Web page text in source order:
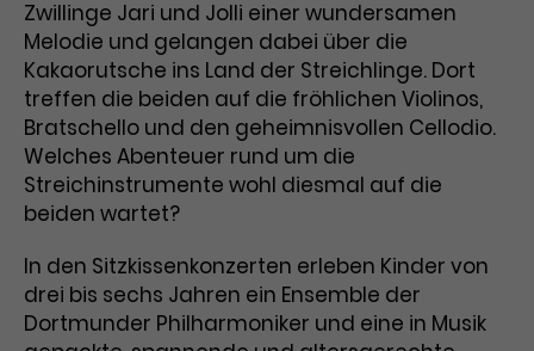
Zweck
Besucher*innen eine Website
nutzen, und hilft bei der Erstellung
eines Analyseberichts über die
Performance der Website. Die
erhobenen Daten umfassen in
anonymisierter Form die Anzahl
der Besuche, die Quelle, aus der sie
stammen, und die besuchten
Seiten.
Name _gat_UA-63561367-1
Laufzeit 3 Monate
Zweck
Dieses Cookie speichert
Informationen zu Werbeklicks und
dient der Zuordnung von
Conversions zu Google Ads-
Kampagnen.
Name _gcl_dc
Anbieter Google / DoubleClick
Zwillinge Jari und Jolli einer wundersamen
Melodie und gelangen dabei über die
Kakaorutsche ins Land der Streichlinge. Dort
treffen die beiden auf die fröhlichen Violinos,
Bratschello und den geheimnisvollen Cellodio.
Welches Abenteuer rund um die
Streichinstrumente wohl diesmal auf die
beiden wartet?
In den Sitzkissenkonzerten erleben Kinder von
drei bis sechs Jahren ein Ensemble der
Dortmunder Philharmoniker und eine in Musik